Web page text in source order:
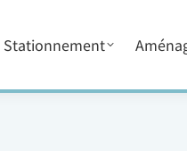
Stationnement